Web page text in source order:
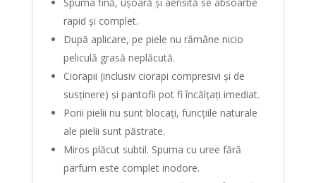
rapid și complet.
După aplicare, pe piele nu rămâne nicio
peliculă grasă neplăcută.
Ciorapii (inclusiv ciorapi compresivi și de
susținere) și pantofii pot fi încălțați imediat.
Porii pielii nu sunt blocați, funcțiile naturale
ale pielii sunt păstrate.
Miros plăcut subtil. Spuma cu uree fără
parfum este complet inodore.